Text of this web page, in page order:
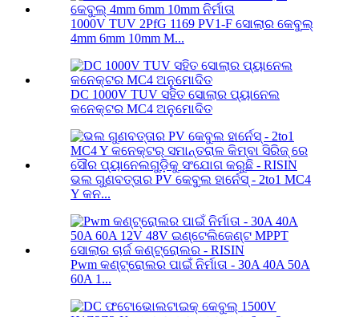
1000V TUV 2PfG 1169 PV1-F ସୋଲାର କେବୁଲ୍
4mm 6mm 10mm M...
DC 1000V TUV ସହିତ ସୋଲାର ପ୍ୟାନେଲ
କନେକ୍ଟର MC4 ଅନୁମୋଦିତ
ଭଲ ଗୁଣବତ୍ତାର PV କେବୁଲ ହାର୍ନେସ୍ - 2to1 MC4
Y କନ...
Pwm କଣ୍ଟ୍ରୋଲର ପାଇଁ ନିର୍ମାତା - 30A 40A 50A
60A 1...